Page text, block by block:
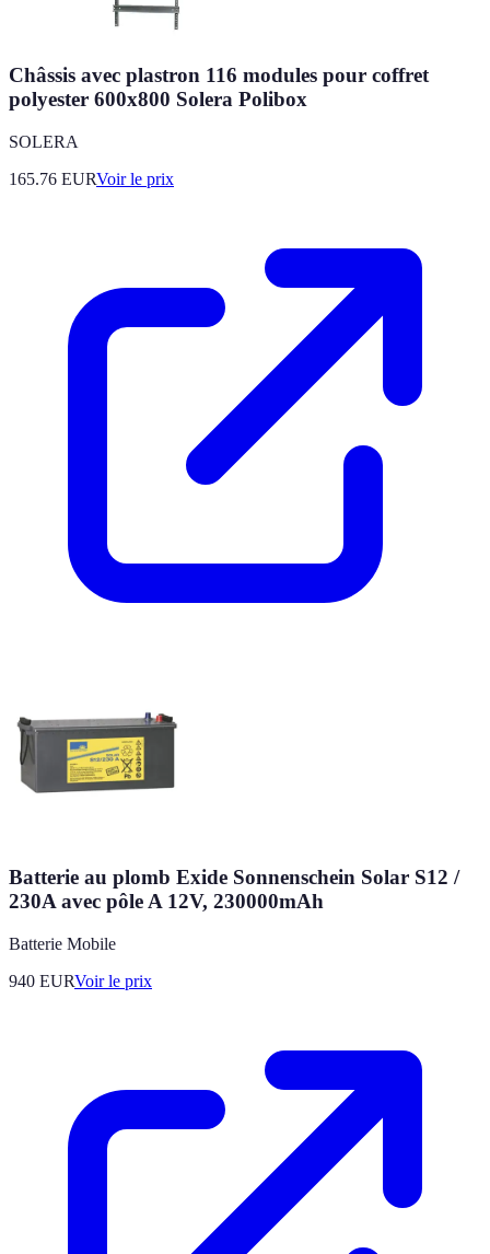
Châssis avec plastron 116 modules pour coffret
polyester 600x800 Solera Polibox
SOLERA
165.76 EURVoir le prix
Batterie au plomb Exide Sonnenschein Solar S12 /
230A avec pôle A 12V, 230000mAh
Batterie Mobile
940 EURVoir le prix